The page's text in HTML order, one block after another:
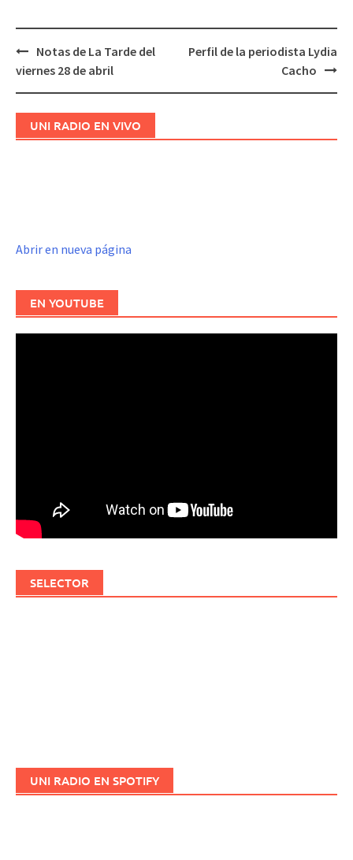
Navegación
Notas de La Tarde del
viernes 28 de abril
Perfil de la periodista Lydia
Cacho
UNI RADIO EN VIVO
Abrir en nueva página
EN YOUTUBE
SELECTOR
UNI RADIO EN SPOTIFY